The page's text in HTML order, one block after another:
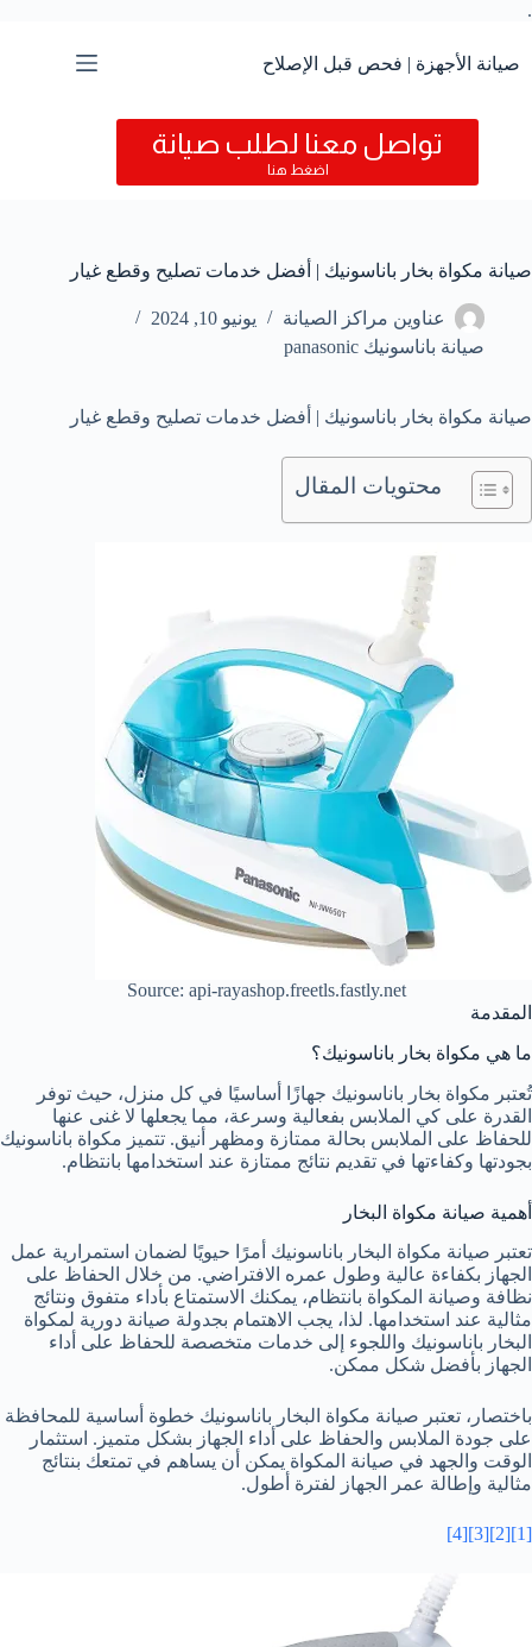
.
المحتوى
صيانة الأجهزة | فحص قبل الإصلاح
تواصل معنا لطلب صيانة
اضغط هنا
صيانة مكواة بخار باناسونيك | أفضل خدمات تصليح وقطع غيار
عناوين مراكز الصيانة
يونيو 10, 2024
صيانة باناسونيك panasonic
صيانة مكواة بخار باناسونيك | أفضل خدمات تصليح وقطع غيار
محتويات المقال
Source: api-rayashop.freetls.fastly.net
المقدمة
ما هي مكواة بخار باناسونيك؟
تُعتبر مكواة بخار باناسونيك جهازًا أساسيًا في كل منزل، حيث توفر
القدرة على كي الملابس بفعالية وسرعة، مما يجعلها لا غنى عنها
للحفاظ على الملابس بحالة ممتازة ومظهر أنيق. تتميز مكواة باناسونيك
بجودتها وكفاءتها في تقديم نتائج ممتازة عند استخدامها بانتظام.
أهمية صيانة مكواة البخار
تعتبر صيانة مكواة البخار باناسونيك أمرًا حيويًا لضمان استمرارية عمل
الجهاز بكفاءة عالية وطول عمره الافتراضي. من خلال الحفاظ على
نظافة وصيانة المكواة بانتظام، يمكنك الاستمتاع بأداء متفوق ونتائج
مثالية عند استخدامها. لذا، يجب الاهتمام بجدولة صيانة دورية لمكواة
البخار باناسونيك واللجوء إلى خدمات متخصصة للحفاظ على أداء
الجهاز بأفضل شكل ممكن.
باختصار، تعتبر صيانة مكواة البخار باناسونيك خطوة أساسية للمحافظة
على جودة الملابس والحفاظ على أداء الجهاز بشكل متميز. استثمار
الوقت والجهد في صيانة المكواة يمكن أن يساهم في تمتعك بنتائج
مثالية وإطالة عمر الجهاز لفترة أطول.
[1]
[2]
[3]
[4]